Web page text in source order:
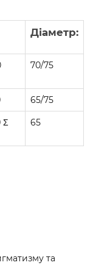
Діаметр:
70/75
65/75
Σ
65
та